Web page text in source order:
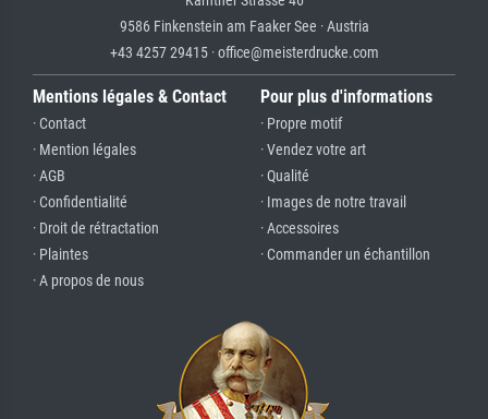
9586 Finkenstein am Faaker See · Austria
+43 4257 29415 · office@meisterdrucke.com
Mentions légales & Contact
· Contact
· Mention légales
· AGB
· Confidentialité
· Droit de rétractation
· Plaintes
· A propos de nous
Pour plus d'informations
· Propre motif
· Vendez votre art
· Qualité
· Images de notre travail
· Accessoires
· Commander un échantillon